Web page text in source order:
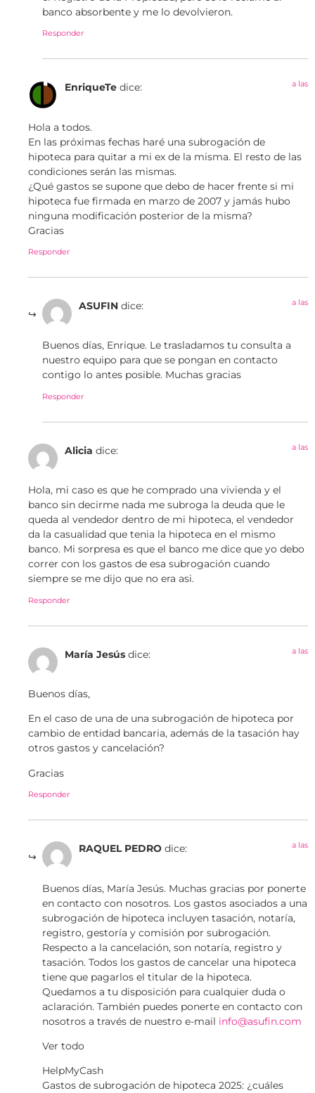
banco absorbente y me lo devolvieron.
Responder
EnriqueTe dice: a las
Hola a todos.
En las próximas fechas haré una subrogación de
hipoteca para quitar a mi ex de la misma. El resto de las
condiciones serán las mismas.
¿Qué gastos se supone que debo de hacer frente si mi
hipoteca fue firmada en marzo de 2007 y jamás hubo
ninguna modificación posterior de la misma?
Gracias
Responder
ASUFIN dice: a las
Buenos días, Enrique. Le trasladamos tu consulta a
nuestro equipo para que se pongan en contacto
contigo lo antes posible. Muchas gracias
Responder
Alicia dice: a las
Hola, mi caso es que he comprado una vivienda y el
banco sin decirme nada me subroga la deuda que le
queda al vendedor dentro de mi hipoteca, el vendedor
da la casualidad que tenia la hipoteca en el mismo
banco. Mi sorpresa es que el banco me dice que yo debo
correr con los gastos de esa subrogación cuando
siempre se me dijo que no era asi.
Responder
María Jesús dice: a las
Buenos días,
En el caso de una de una subrogación de hipoteca por
cambio de entidad bancaria, además de la tasación hay
otros gastos y cancelación?
Gracias
Responder
RAQUEL PEDRO dice: a las
Buenos días, María Jesús. Muchas gracias por ponerte
en contacto con nosotros. Los gastos asociados a una
subrogación de hipoteca incluyen tasación, notaría,
registro, gestoría y comisión por subrogación.
Respecto a la cancelación, son notaría, registro y
tasación. Todos los gastos de cancelar una hipoteca
tiene que pagarlos el titular de la hipoteca.
Quedamos a tu disposición para cualquier duda o
aclaración. También puedes ponerte en contacto con
nosotros a través de nuestro e-mail info@asufin.com
Ver todo
HelpMyCash
Gastos de subrogación de hipoteca 2025: ¿cuáles